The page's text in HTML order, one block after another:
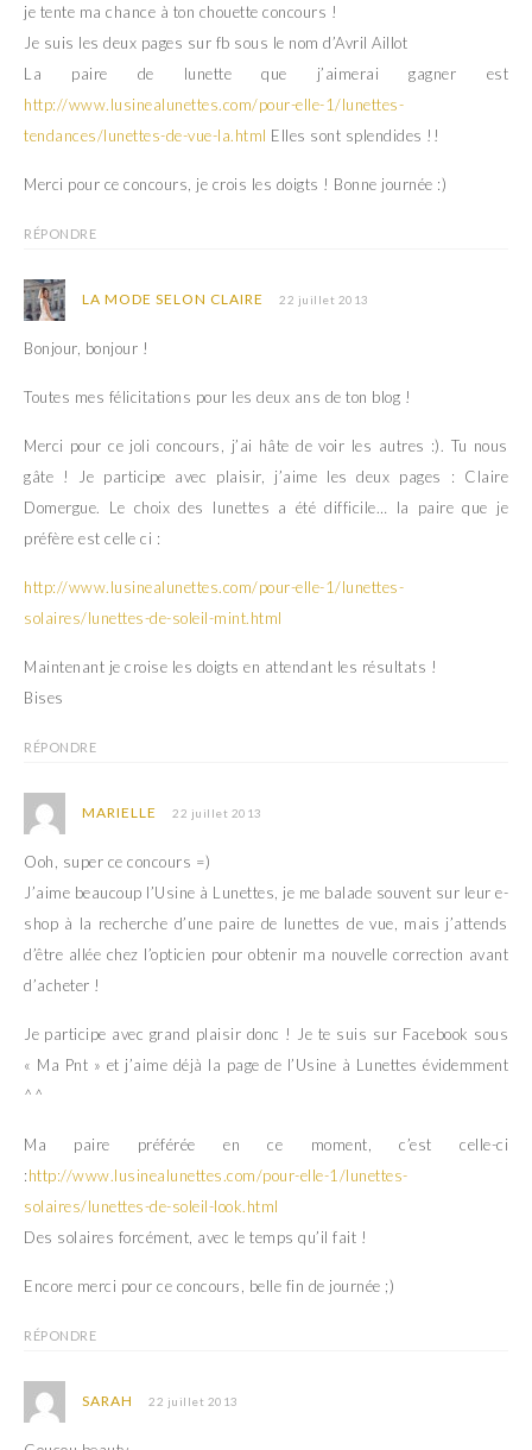
je tente ma chance à ton chouette concours !
Je suis les deux pages sur fb sous le nom d’Avril Aillot
La paire de lunette que j’aimerai gagner est
http://www.lusinealunettes.com/pour-elle-1/lunettes-
tendances/lunettes-de-vue-la.html Elles sont splendides !!
Merci pour ce concours, je crois les doigts ! Bonne journée :)
RÉPONDRE
LA MODE SELON CLAIRE 22 juillet 2013
Bonjour, bonjour !
Toutes mes félicitations pour les deux ans de ton blog !
Merci pour ce joli concours, j’ai hâte de voir les autres :). Tu nous
gâte ! Je participe avec plaisir, j’aime les deux pages : Claire
Domergue. Le choix des lunettes a été difficile… la paire que je
préfère est celle ci :
http://www.lusinealunettes.com/pour-elle-1/lunettes-
solaires/lunettes-de-soleil-mint.html
Maintenant je croise les doigts en attendant les résultats !
Bises
RÉPONDRE
MARIELLE 22 juillet 2013
Ooh, super ce concours =)
J’aime beaucoup l’Usine à Lunettes, je me balade souvent sur leur e-
shop à la recherche d’une paire de lunettes de vue, mais j’attends
d’être allée chez l’opticien pour obtenir ma nouvelle correction avant
d’acheter !
Je participe avec grand plaisir donc ! Je te suis sur Facebook sous
« Ma Pnt » et j’aime déjà la page de l’Usine à Lunettes évidemment
^^
Ma paire préférée en ce moment, c’est celle-ci
:http://www.lusinealunettes.com/pour-elle-1/lunettes-
solaires/lunettes-de-soleil-look.html
Des solaires forcément, avec le temps qu’il fait !
Encore merci pour ce concours, belle fin de journée ;)
RÉPONDRE
SARAH 22 juillet 2013